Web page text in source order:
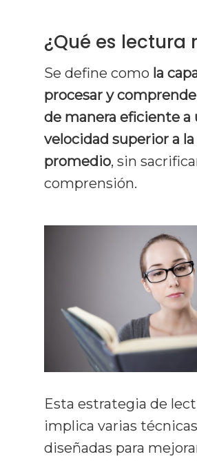
¿Qué es lectura
Se define como la
procesar y
de manera eficiente a
velocidad superior a
promedio, sin
comprensión.
Esta estrategia de
implica varias técnicas
diseñadas para